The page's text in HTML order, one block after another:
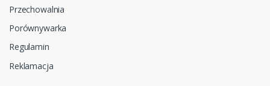
Przechowalnia
Porównywarka
Regulamin
Reklamacja